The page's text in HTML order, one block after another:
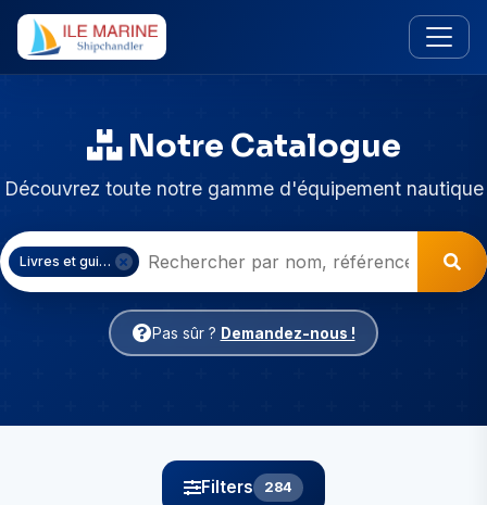
Notre Catalogue
Découvrez toute notre gamme d'équipement nautique
Livres et guides
Pas sûr ? Demandez-nous !
Filters 284